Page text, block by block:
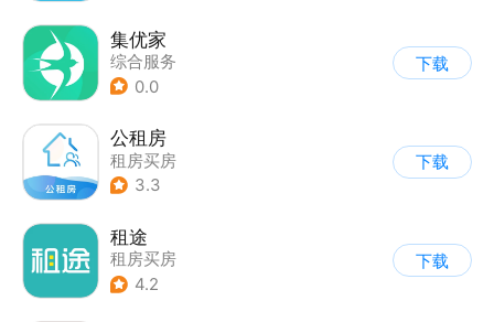
集优家
综合服务
0.0
下载
公租房
租房买房
3.3
下载
租途
租房买房
4.2
下载